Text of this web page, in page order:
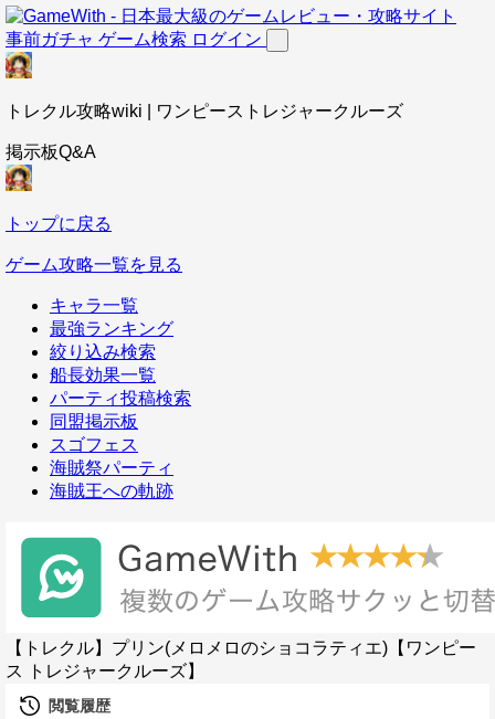
事前ガチャ ゲーム検索 ログイン
トレクル攻略wiki | ワンピーストレジャークルーズ
掲示板Q&A
トップに戻る
ゲーム攻略一覧を見る
キャラ一覧
最強ランキング
絞り込み検索
船長効果一覧
パーティ投稿検索
同盟掲示板
スゴフェス
海賊祭パーティ
海賊王への軌跡
【トレクル】プリン(メロメロのショコラティエ)【ワンピー
ス トレジャークルーズ】